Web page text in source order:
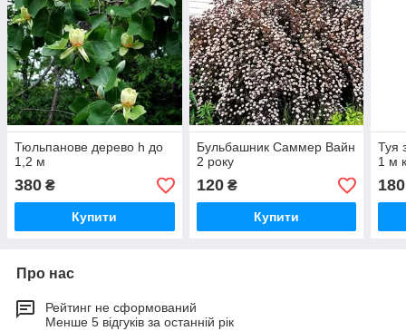
Тюльпанове дерево h до
1,2 м
380 ₴
Купити
Бульбашник Саммер Вайн
2 року
120₴
Купити
Туя
1 м
180
Про нас
Рейтинг не сформований
Менше 5 відгуків за останній рік